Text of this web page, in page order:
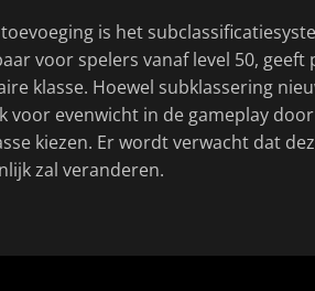
is het
voor spelers vanaf level 50,
klasse. Hoewel subklassering
evenwicht in de gameplay
kiezen. Er wordt verwacht dat
zal veranderen.